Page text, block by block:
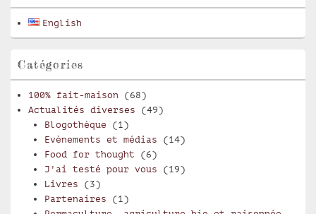
latérale English
Catégories
100% fait-maison (68)
Actualités diverses (49)
Blogothèque (1)
Evènements et médias (14)
Food for thought (6)
J'ai testé pour vous (19)
Livres (3)
Partenaires (1)